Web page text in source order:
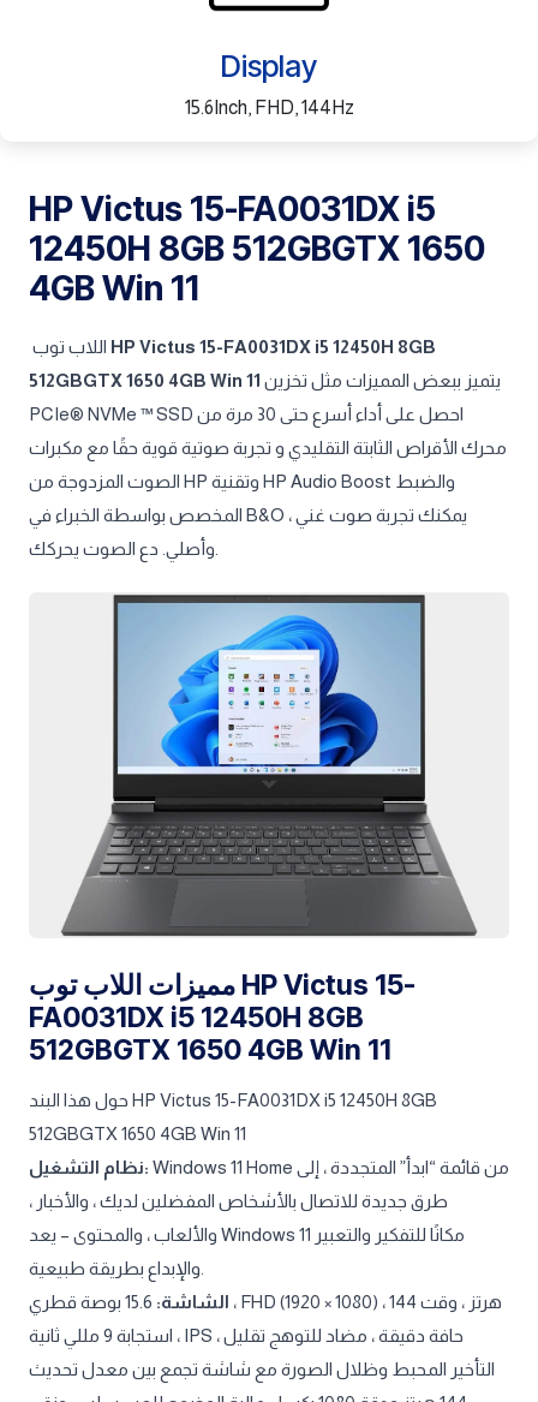
Display
15.6Inch, FHD, 144Hz
HP Victus 15-FA0031DX i5
12450H 8GB 512GBGTX 1650
4GB Win 11
HP Victus 15-FA0031DX i5 12450H 8GB
512GBGTX 1650 4GB Win 11
PCIe® NVMe ™ SSD احصل على أداء أسرع حتى 30 مرة من
محرك الأقراص الثابتة التقليدي و تجربة صوتية قوية حقًا مع مكبرات
الصوت المزدوجة من HP وتقنية HP Audio Boost والضبط
المخصص بواسطة الخبراء في B&O ، يمكنك تجربة صوت غني
مميزات اللاب توب HP Victus 15-
FA0031DX i5 12450H 8GB
512GBGTX 1650 4GB Win 11
حول هذا البند HP Victus 15-FA0031DX i5 12450H 8GB
512GBGTX 1650 4GB Win 11
نظام التشغيل: Windows 11 Home من قائمة “ابدأ” المتجددة ، إلى
طرق جديدة للاتصال بالأشخاص المفضلين لديك ، والأخبار ،
والألعاب ، والمحتوى – يعد Windows 11 مكانًا للتفكير والتعبير
الشاشة:
15.6 بوصة قطري ، FHD (1920 × 1080) ، 144 هرتز ، وقت
استجابة 9 مللي ثانية ، IPS ، حافة دقيقة ، مضاد للتوهج تقليل
التأخير المحبط وظلال الصورة مع شاشة تجمع بين معدل تحديث